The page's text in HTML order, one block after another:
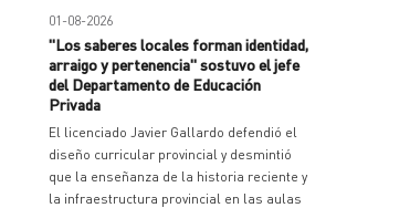
01-08-2026
"Los saberes locales forman identidad,
arraigo y pertenencia" sostuvo el jefe
del Departamento de Educación
Privada
El licenciado Javier Gallardo defendió el
diseño curricular provincial y desmintió
que la enseñanza de la historia reciente y
la infraestructura provincial en las aulas